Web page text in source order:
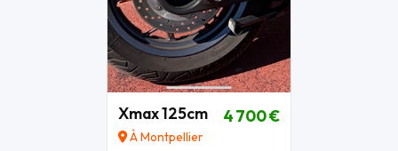
Xmax 125cm
À Montpellier
4 700 €